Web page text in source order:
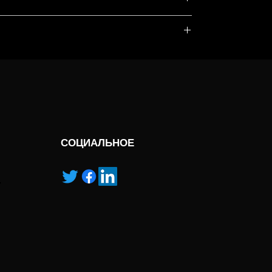
with the listed products, it is only used for the
own manufactured, “ad” means authorised
СОЦИАЛЬНОЕ